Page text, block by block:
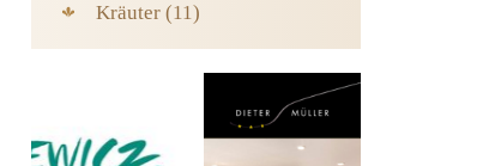
Kräuter (11)